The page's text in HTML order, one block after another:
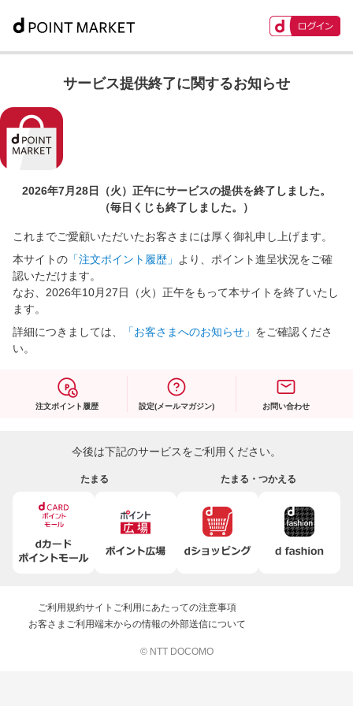
サービス提供終了に関するお知らせ
2026年7月28日（火）正午にサービスの提供を終了しました。
（毎日くじも終了しました。）
これまでご愛顧いただいたお客さまには厚く御礼申し上げます。
本サイトの 「注文ポイント履歴」
より、ポイント進呈状況をご確
認いただけます。
なお、2026年10月27日（火）正午をもって本サイトを終了いたし
ます。
詳細につきましては、
「お客さまへのお知らせ」 をご確認くださ
い。
注文ポイント履歴 設定(メールマガジン) お問い合わせ
今後は下記のサービスをご利用ください。
たまる たまる・つかえる
ご利用規約サイトご利用にあたっての注意事項
お客さまご利用端末からの情報の外部送信について
© NTT DOCOMO